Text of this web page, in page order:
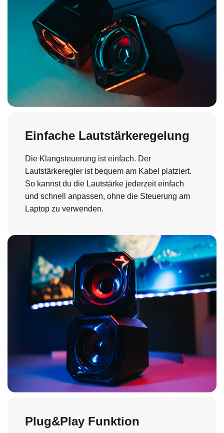
Einfache Lautstärkeregelung
Die Klangsteuerung ist einfach. Der
Lautstärkeregler ist bequem am Kabel platziert.
So kannst du die Lautstärke jederzeit einfach
und schnell anpassen, ohne die Steuerung am
Laptop zu verwenden.
Plug&Play Funktion